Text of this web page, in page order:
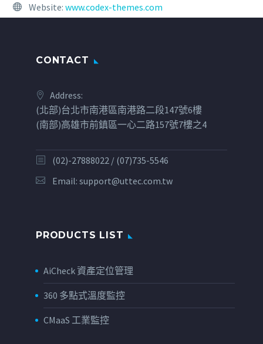
Website: www.codex-themes.com
CONTACT
Address:
(北部)台北市南港區南港路二段147號6樓
(南部)高雄市前鎮區一心二路157號7樓之4
(02)-27888022 / (07)735-5546
Email: support@uttec.com.tw
PRODUCTS LIST
AiCheck 資產定位管理
360 多點式溫度監控
CMaaS 工業監控